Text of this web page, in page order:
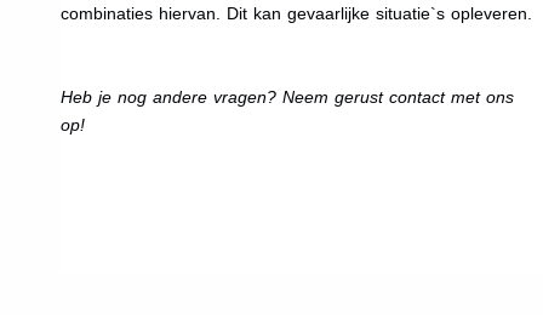
combinaties hiervan. Dit kan gevaarlijke situatie`s opleveren.
Heb je nog andere vragen? Neem gerust contact met ons
op!